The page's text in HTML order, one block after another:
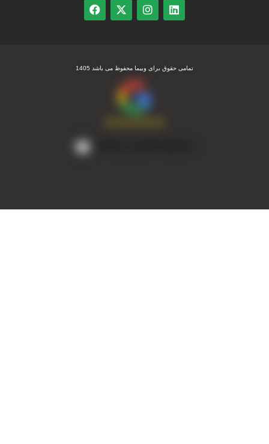
تمامی حقوق برای وبیما محفوظ می باشد 1405